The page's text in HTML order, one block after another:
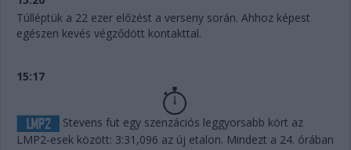
Túlléptük a 22 ezer előzést a verseny során. Ahhoz képest
egészen kevés végződött kontakttal.
15:17
Stevens fut egy szenzációs leggyorsabb kört az
LMP2-esek között: 3:31,096 az új etalon. Mindezt a 24. órában